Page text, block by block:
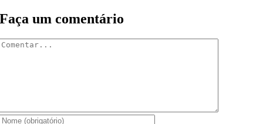
Faça um comentário